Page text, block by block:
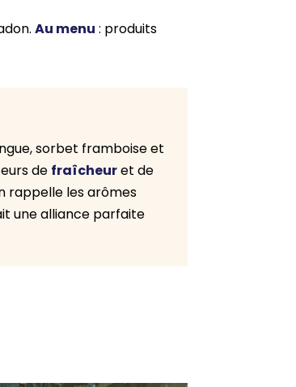
Au menu : produits
sorbet framboise et
de fraîcheur et de
rappelle les arômes
une alliance parfaite